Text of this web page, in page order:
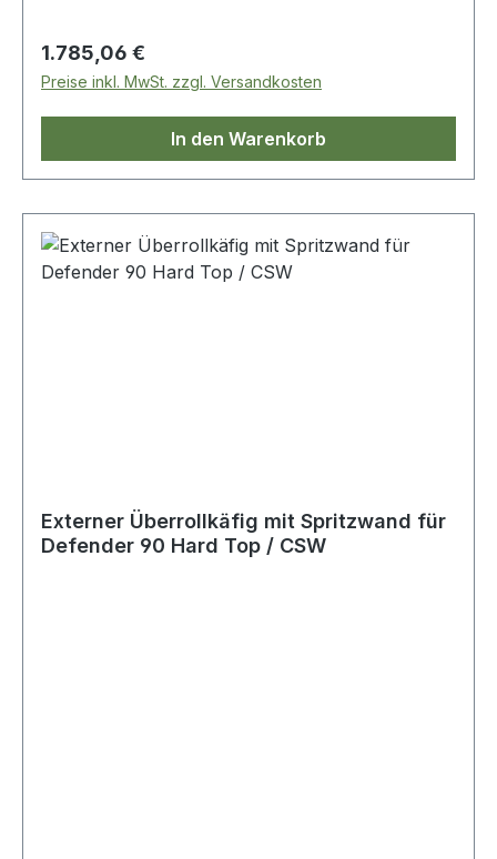
Regulärer Preis:
1.785,06 €
Preise inkl. MwSt. zzgl. Versandkosten
In den Warenkorb
Externer Überrollkäfig mit Spritzwand für
Defender 90 Hard Top / CSW